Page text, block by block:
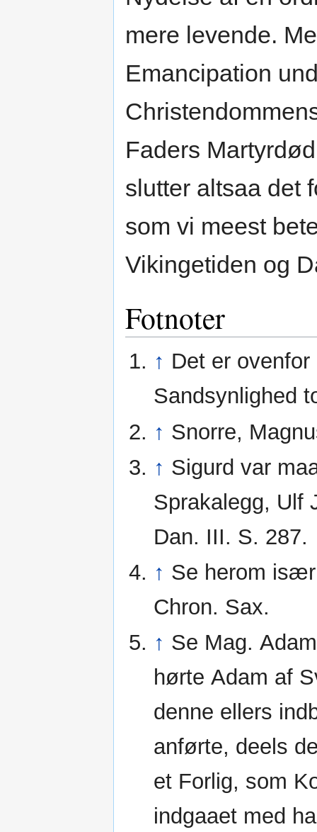
mere levende.
Emancipation
Faders
slutter altsaa det
som vi meest
Vikingetiden og
Fotnoter
↑ Det er
Sandsynlighed
↑ Snorre,
↑ Sigurd var
Sprakalegg, Ulf
Dan. III. S. 287.
↑ Se herom
Chron. Sax.
↑ Se Mag.
hørte Adam af
denne ellers
anførte, deels
et Forlig, som
indgaaet med